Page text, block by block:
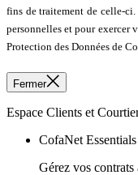
fins de traitement de celle-
personnelles et pour exercer
Protection des Données de
Fermer
Espace Clients et
CofaNet Essentials
Gérez vos